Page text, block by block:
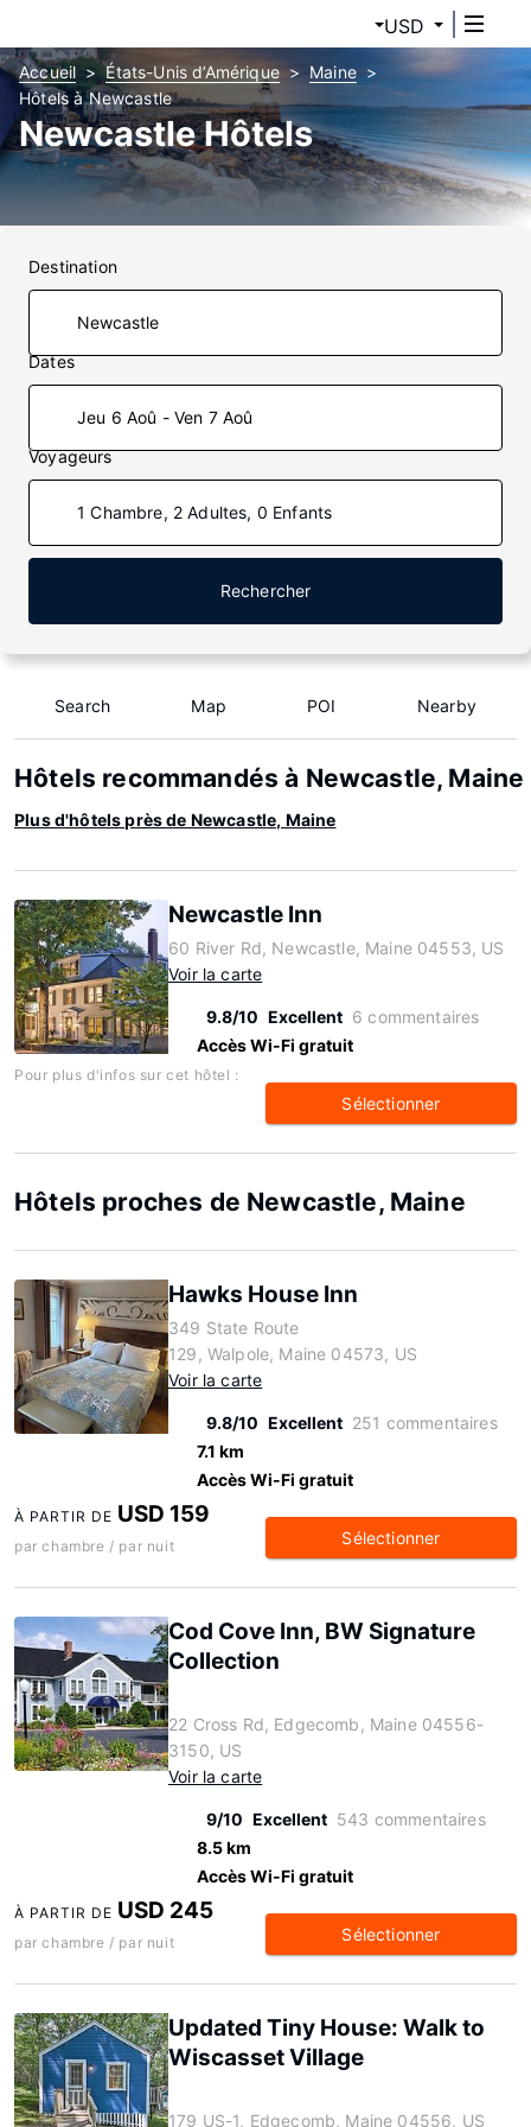
USD
Accueil États-Unis d’Amérique
Maine
Hôtels à Newcastle
Newcastle Hôtels
Destination
Dates
Jeu 6 Aoû - Ven 7 Aoû
Voyageurs
1 Chambre, 2 Adultes, 0 Enfants
Rechercher
Search Map POI Nearby
Hôtels recommandés à Newcastle, Maine
Plus d'hôtels près de Newcastle, Maine
Newcastle Inn
60 River Rd, Newcastle, Maine 04553, US
Voir la carte
9.8/10 Excellent 6 commentaires
Accès Wi-Fi gratuit
Pour plus d'infos sur cet hôtel :
Sélectionner
Hôtels proches de Newcastle, Maine
Hawks House Inn
349 State Route
129, Walpole, Maine 04573, US
Voir la carte
9.8/10 Excellent 251 commentaires
7.1 km
Accès Wi-Fi gratuit
À PARTIR DE USD 159
par chambre / par nuit Sélectionner
Cod Cove Inn, BW Signature
Collection
22 Cross Rd, Edgecomb, Maine 04556-
3150, US
Voir la carte
9/10 Excellent 543 commentaires
8.5 km
Accès Wi-Fi gratuit
À PARTIR DE USD 245
par chambre / par nuit Sélectionner
Updated Tiny House: Walk to
Wiscasset Village
179 US-1, Edgecomb, Maine 04556, US